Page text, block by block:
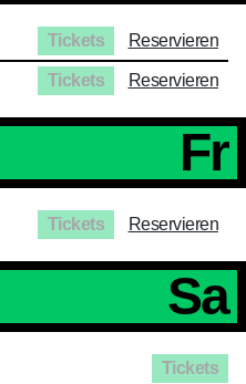
Tickets Reservieren
Tickets Reservieren
Fr
Tickets Reservieren
Sa
Tickets